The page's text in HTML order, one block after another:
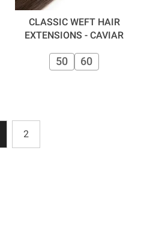
CLASSIC WEFT HAIR
EXTENSIONS - CAVIAR
50 60
2